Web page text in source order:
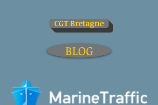
CGT Bretagne
BLOG